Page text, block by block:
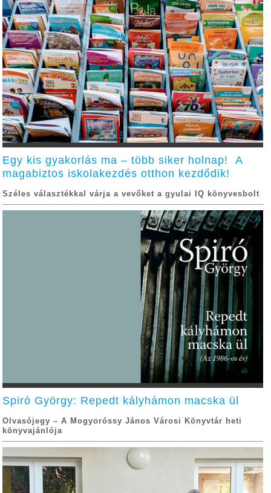
Egy kis gyakorlás ma – több siker holnap! A
magabiztos iskolakezdés otthon kezdődik!
Széles választékkal várja a vevőket a gyulai IQ könyvesbolt
Spiró György: Repedt kályhámon macska ül
Olvasójegy – A Mogyoróssy János Városi Könyvtár heti
könyvajánlója